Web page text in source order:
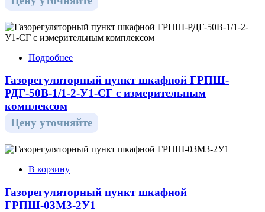
Подробнее
Газорегуляторный пункт шкафной ГРПШ-
РДГ-50В-1/1-2-У1-СГ с измерительным
комплексом
Цену уточняйте
В корзину
Газорегуляторный пункт шкафной
ГРПШ-03М3-2У1